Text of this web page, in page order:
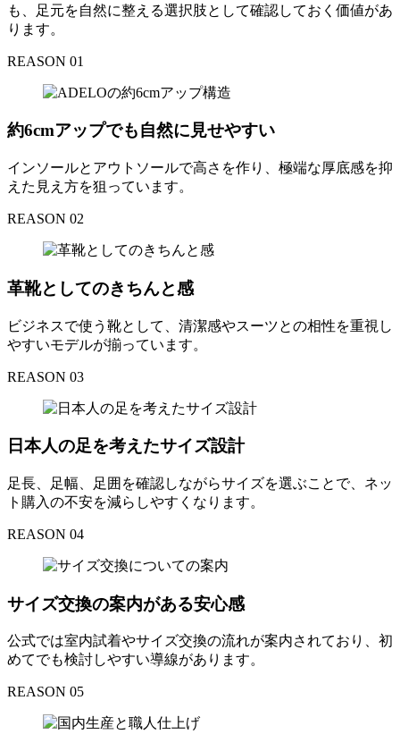
も、足元を自然に整える選択肢として確認しておく価値があ
ります。
REASON 01
約6cmアップでも自然に見せやすい
インソールとアウトソールで高さを作り、極端な厚底感を抑
えた見え方を狙っています。
REASON 02
革靴としてのきちんと感
ビジネスで使う靴として、清潔感やスーツとの相性を重視し
やすいモデルが揃っています。
REASON 03
日本人の足を考えたサイズ設計
足長、足幅、足囲を確認しながらサイズを選ぶことで、ネッ
ト購入の不安を減らしやすくなります。
REASON 04
サイズ交換の案内がある安心感
公式では室内試着やサイズ交換の流れが案内されており、初
めてでも検討しやすい導線があります。
REASON 05